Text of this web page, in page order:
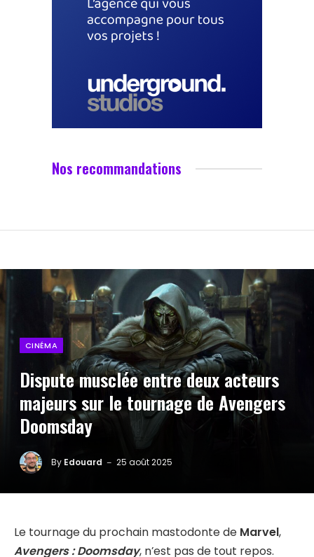
Nos recommandations
CINÉMA
Dispute musclée entre deux acteurs
majeurs sur le tournage de Avengers
Doomsday
By Edouard 25 août 2025
Le tournage du prochain mastodonte de Marvel,
Avengers : Doomsday, n’est pas de tout repos.